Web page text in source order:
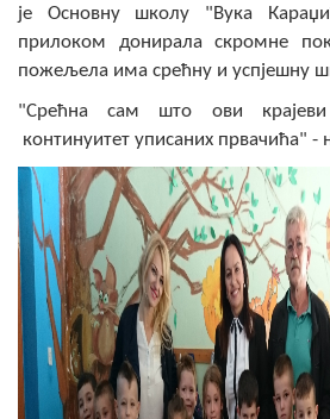
Статут Општине
Скупштинско вијеће
Састав Скупштине
Службени Гласници
ОПШТИНСКА
ИНФО
Вијести
Активности
је Основну школу "Вука
прилоком донирала скромне
пожељела има срећну и успјешну
"Срећна сам што ови крајеви
континуитет уписаних првачића" -